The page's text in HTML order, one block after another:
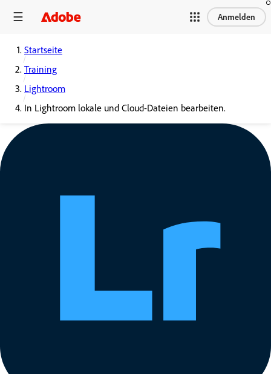
Anmelden
Startseite
Training
Lightroom
In Lightroom lokale und Cloud-Dateien bearbeiten.